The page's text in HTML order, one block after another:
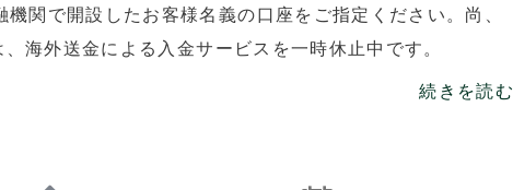
関で開設したお客様名義の口座をご指定ください。尚、
海外送金による入金サービスを一時休止中です。
続きを読む